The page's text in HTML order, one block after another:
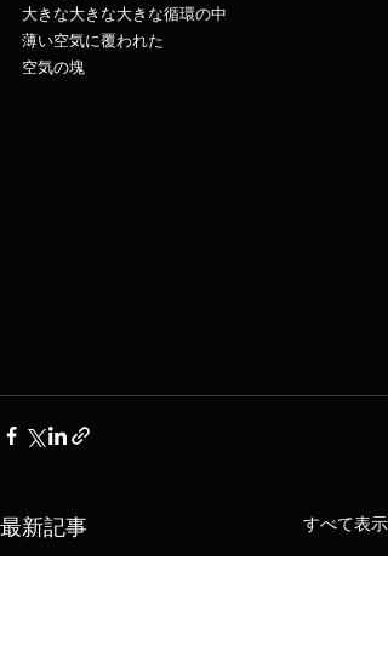
大きな大きな大きな循環の中
薄い空気に覆われた
空気の塊
最新記事 すべて表示